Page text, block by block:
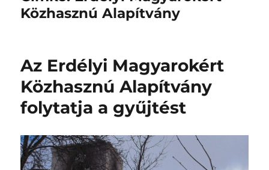
Közhasznú Alapítvány
Az Erdélyi Magyarokért
Közhasznú Alapítvány
folytatja a gyűjtést